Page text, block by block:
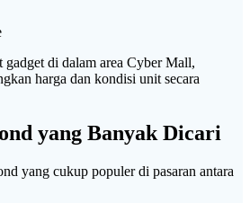
gadget di dalam area Cyber Mall,
harga dan kondisi unit secara
yang Banyak Dicari
yang cukup populer di pasaran antara